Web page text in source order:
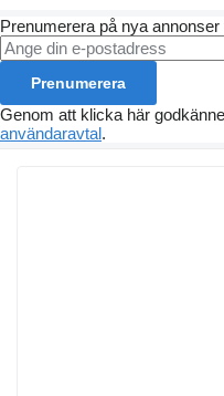
Prenumerera på nya
Prenumerera
Genom att klicka här
användaravtal.